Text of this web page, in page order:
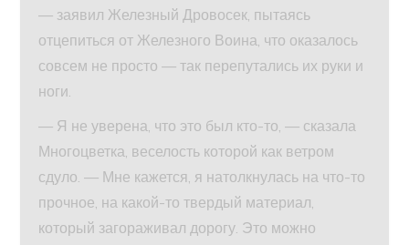
— заявил Железный Дровосек, пытаясь
отцепиться от Железного Воина, что оказалось
совсем не просто — так перепутались их руки и
ноги.
— Я не уверена, что это был кто-то, — сказала
Многоцветка, веселость которой как ветром
сдуло. — Мне кажется, я натолкнулась на что-то
прочное, на какой-то твердый материал,
который загораживал дорогу. Это можно